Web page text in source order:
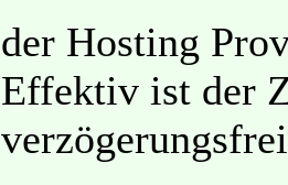
der Hosting
Effektiv ist der